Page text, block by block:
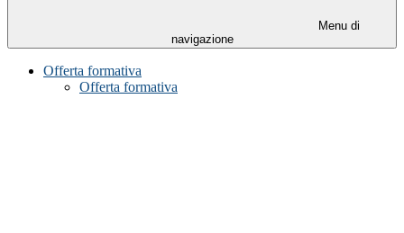
Menu di
navigazione
Offerta formativa
Offerta formativa